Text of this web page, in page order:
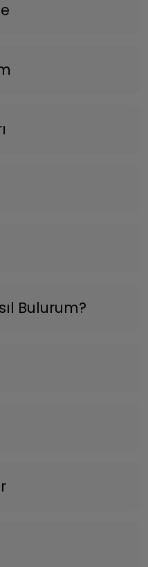
Bulurum?